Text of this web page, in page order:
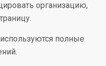
организацию,
полные